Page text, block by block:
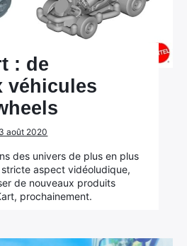
: de
véhicules
août 2020
des univers de plus en plus
aspect vidéoludique,
de nouveaux produits
prochainement.